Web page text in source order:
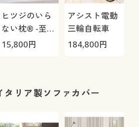
ヒツジのいら
ない枕® -至
極-
15,800円
アシスト電動
三輪自転車
184,800円
タリア製ソファカバー